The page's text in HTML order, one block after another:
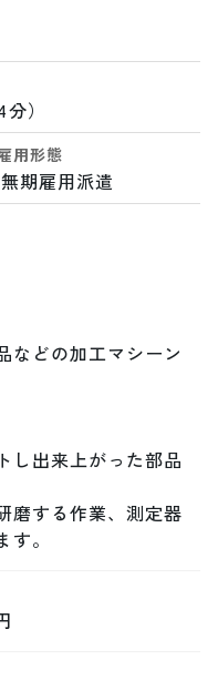
）
用形態
無期雇用派遣
などの加工マシーン
し出来上がった部品
磨する作業、測定器
。